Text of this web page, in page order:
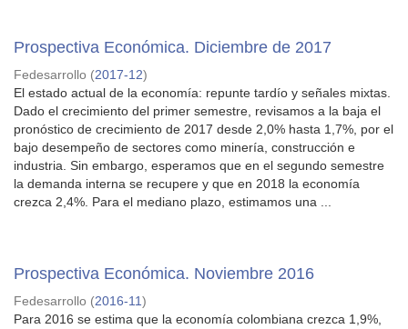
Prospectiva Económica. Diciembre de 2017
Fedesarrollo (2017-12)
El estado actual de la economía: repunte tardío y señales mixtas.
Dado el crecimiento del primer semestre, revisamos a la baja el
pronóstico de crecimiento de 2017 desde 2,0% hasta 1,7%, por el
bajo desempeño de sectores como minería, construcción e
industria. Sin embargo, esperamos que en el segundo semestre
la demanda interna se recupere y que en 2018 la economía
crezca 2,4%. Para el mediano plazo, estimamos una ...
Prospectiva Económica. Noviembre 2016
Fedesarrollo (2016-11)
Para 2016 se estima que la economía colombiana crezca 1,9%,